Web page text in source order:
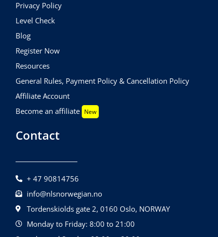
Privacy Policy
Level Check
Blog
Register Now
Resources
General Rules, Payment Policy & Cancellation Policy
Affiliate Account
Become an affiliate New
Contact
+ 47 90814756
info@nlsnorwegian.no
Tordenskiolds gate 2, 0160 Oslo, NORWAY
Monday to Friday: 8:00 to 21:00